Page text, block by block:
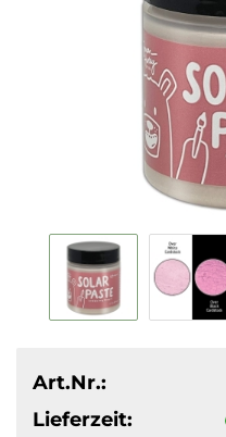
Art.Nr.:
Lieferzeit: